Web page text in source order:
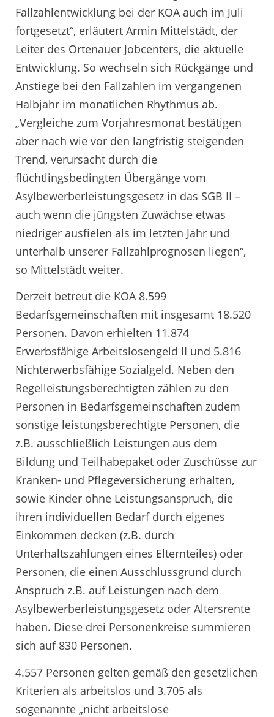
Fallzahlentwicklung bei der KOA auch im Juli
fortgesetzt“, erläutert Armin Mittelstädt, der
Leiter des Ortenauer Jobcenters, die aktuelle
Entwicklung. So wechseln sich Rückgänge und
Anstiege bei den Fallzahlen im vergangenen
Halbjahr im monatlichen Rhythmus ab.
„Vergleiche zum Vorjahresmonat bestätigen
aber nach wie vor den langfristig steigenden
Trend, verursacht durch die
flüchtlingsbedingten Übergänge vom
Asylbewerberleistungsgesetz in das SGB II –
auch wenn die jüngsten Zuwächse etwas
niedriger ausfielen als im letzten Jahr und
unterhalb unserer Fallzahlprognosen liegen“,
so Mittelstädt weiter.
Derzeit betreut die KOA 8.599
Bedarfsgemeinschaften mit insgesamt 18.520
Personen. Davon erhielten 11.874
Erwerbsfähige Arbeitslosengeld II und 5.816
Nichterwerbsfähige Sozialgeld. Neben den
Regelleistungsberechtigten zählen zu den
Personen in Bedarfsgemeinschaften zudem
sonstige leistungsberechtigte Personen, die
z.B. ausschließlich Leistungen aus dem
Bildung und Teilhabepaket oder Zuschüsse zur
Kranken- und Pflegeversicherung erhalten,
sowie Kinder ohne Leistungsanspruch, die
ihren individuellen Bedarf durch eigenes
Einkommen decken (z.B. durch
Unterhaltszahlungen eines Elternteiles) oder
Personen, die einen Ausschlussgrund durch
Anspruch z.B. auf Leistungen nach dem
Asylbewerberleistungsgesetz oder Altersrente
haben. Diese drei Personenkreise summieren
sich auf 830 Personen.
4.557 Personen gelten gemäß den gesetzlichen
Kriterien als arbeitslos und 3.705 als
sogenannte „nicht arbeitslose